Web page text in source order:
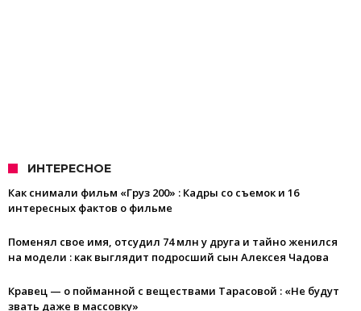
ИНТЕРЕСНОЕ
Как снимали фильм «Груз 200» : Кадры со съемок и 16
интересных фактов о фильме
Поменял свое имя, отсудил 74 млн у друга и тайно женился
на модели : как выглядит подросший сын Алексея Чадова
Кравец — о пойманной с веществами Тарасовой : «Не будут
звать даже в массовку»